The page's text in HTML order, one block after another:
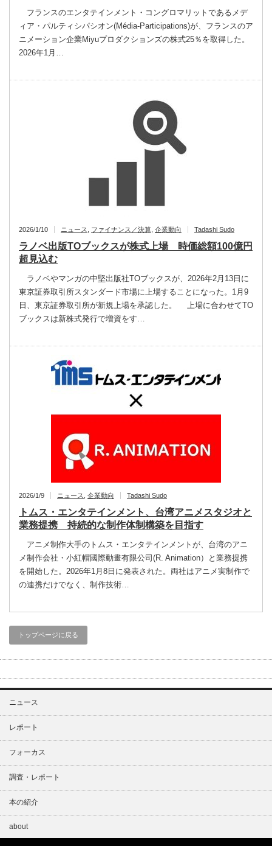
フランスのエンタテインメント・コングロマリットであるメデ
ィア・パルティシパシオン(Média-Participations)が、フランスのア
ニメーション企業Miyuプロダクションズの株式25％を取得した。
2026年1月…
2026/1/10 ニュース ファイナンス／決算 企業動向 Tadashi Sudo
ラノベ出版TOブックスが株式上場 時価総額100億円
超見込む
ラノベやマンガの中堅出版社TOブックスが、2026年2月13日に
東京証券取引所スタンダード市場に上場することになった。1月9
日、東京証券取引所が新規上場を承認した。 上場に合わせてTO
ブックスは新株式発行で増資をす…
2026/1/9 ニュース 企業動向 Tadashi Sudo
トムス・エンタテインメント、台湾アニメスタジオと
業務提携 持続的な制作体制構築を目指す
アニメ制作大手のトムス・エンタテインメントが、台湾のアニ
メ制作会社・小紅帽國際動畫有限公司(R. Animation）と業務提携
を開始した。2026年1月8日に発表された。両社はアニメ実制作で
の連携だけでなく、制作技術…
トップページに戻る
ニュース
レポート
フォーカス
調査・レポート
本の紹介
about